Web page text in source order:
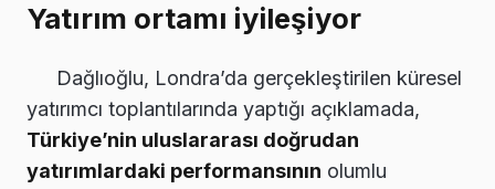
Yatırım ortamı iyileşiyor
Dağlıoğlu, Londra’da gerçekleştirilen küresel
yatırımcı toplantılarında yaptığı açıklamada,
Türkiye’nin uluslararası doğrudan
yatırımlardaki performansının olumlu